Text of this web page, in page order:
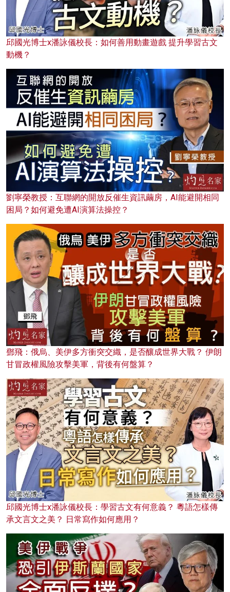
邱國光博士x潘詠儀校長：如何善用動畫遊戲 提升學習古文
動機？
劉寧榮教授：互聯網的開放反催生資訊繭房，AI能避開相同
困局？如何避免遭AI演算法操控？
鄧飛：俄烏、美伊多方衝突交織，是否釀成世界大戰？ 伊朗
甘冒政權風險攻擊美軍，背後有何盤算？
邱國光博士x潘詠儀校長：學習古文有何意義？ 粵語怎樣傳
承文言文之美？ 日常寫作如何應用？